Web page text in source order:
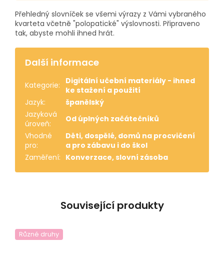
Související produkty
Různé druhy
Přehledný slovníček se všemi výrazy z Vámi vybraného
kvarteta včetně "polopatické" výslovnosti. Připraveno
tak, abyste mohli ihned hrát.
Další informace
Kategorie:
Digitální učební materiály - ihned
ke stažení a použití
Jazyk:
španělský
Jazyková
úroveň:
Od úplných začátečníků
Vhodné
pro:
Děti, dospělé, domů na procvičení
a pro zábavu i do škol
Zaměření: Konverzace, slovní zásoba